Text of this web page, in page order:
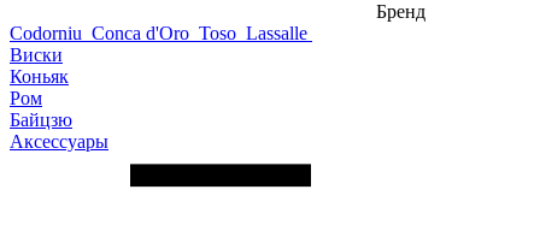
Бренд
Codorniu Conca d'Oro Toso Lassalle
Виски
Коньяк
Ром
Байцзю
Аксессуары